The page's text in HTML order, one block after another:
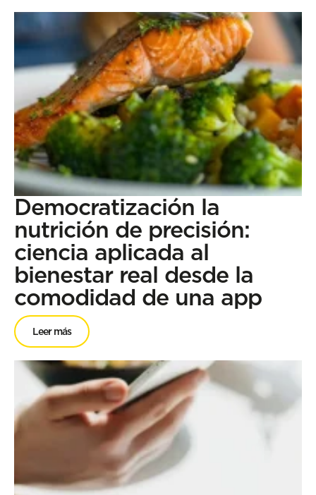
Democratización la
nutrición de precisión:
ciencia aplicada al
bienestar real desde la
comodidad de una app
Leer más